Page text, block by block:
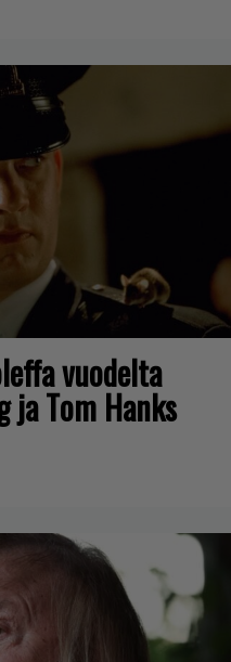
vuodelta
ja Tom Hanks